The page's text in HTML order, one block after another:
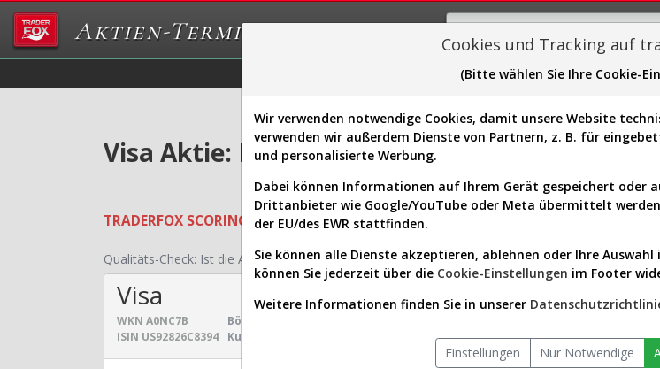
Aktien-Terminal
Sector-Spider Easy-Scan
Visa Aktie: Realtime-Kurs & Analyse
TRADERFOX SCORING SYSTEMS: Qualitäts-Check
Qualitäts-Check: Ist die Aktie zum Investieren geeignet?
Visa
WKN A0NC7B
ISIN US92826C8394
Börsenwert:
Kurs:
Universum: USA 2000 (v)
Cookies und Tracking auf
(Bitte wählen Sie Ihre Cookie-
Wir verwenden notwendige Cookies, damit unsere Website
verwenden wir außerdem Dienste von Partnern, z. B. für
und personalisierte Werbung.
Dabei können Informationen auf Ihrem Gerät gespeichert oder
Drittanbieter wie Google/YouTube oder Meta übermittelt
der EU/des EWR stattfinden.
Sie können alle Dienste akzeptieren, ablehnen oder Ihre
können Sie jederzeit über die Cookie-Einstellungen im Footer
Weitere Informationen finden Sie in unserer
Einstellungen Nur Notwendige